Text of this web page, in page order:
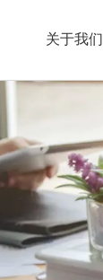
关于我们